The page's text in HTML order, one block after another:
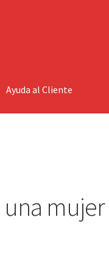
Ayuda al Cliente
una mujer